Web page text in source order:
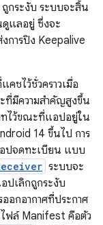
กระงับ ระบบจะสิ้น
แลอยู่ ซึ่งจะ
การปิง Keepalive
ชไว้ชั่วคราวเมื่อ
ที่มีความสำคัญสูงขึ้น
ทไว้ขณะที่แอปอยู่ใน
14 ขึ้นไป การ
ปจดทะเบียน แบบ
ระบบจะ
ปเลิกถูกระงับ
อกอากาศที่ประกาศ
ฟล์ Manifest คือตัว